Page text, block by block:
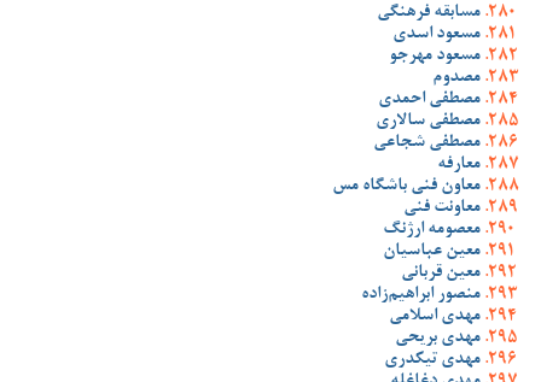
مسابقه فرهنگی
مسعود اسدی
مسعود مهرجو
مصدوم
مصطفی احمدی
مصطفی سالاری
مصطفی شجاعی
معارفه
معاون فنی باشگاه مس
معاونت فنی
معصومه ارژنگ
معین عباسیان
معین قربانی
منصور ابراهیم‌زاده
مهدی اسلامی
مهدی بریحی
مهدی تیکدری